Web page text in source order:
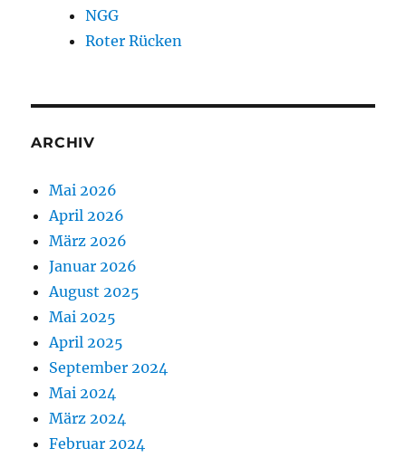
NGG
Roter Rücken
ARCHIV
Mai 2026
April 2026
März 2026
Januar 2026
August 2025
Mai 2025
April 2025
September 2024
Mai 2024
März 2024
Februar 2024